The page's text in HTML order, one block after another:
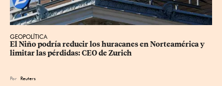
GEOPOLÍTICA
El Niño podría reducir los huracanes en Norteamérica y
limitar las pérdidas: CEO de Zurich
Por Reuters